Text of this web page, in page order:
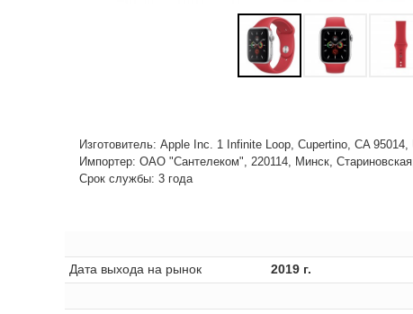
Изготовитель: Apple Inc. 1 Infinite Loop, Cupertino, CA 95014,
Импортер: ОАО "Сантелеком", 220114, Минск,
Срок службы: 3 года
Дата выхода на рынок
2019 г.